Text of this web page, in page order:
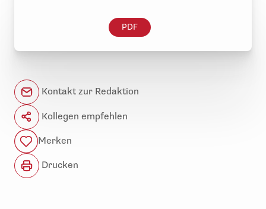
PDF
Kontakt zur Redaktion
Kollegen empfehlen
Merken
Drucken